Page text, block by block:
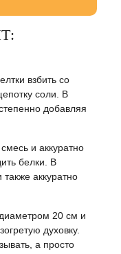
взбить со
соли. В
добавляя
и аккуратно
белки. В
аккуратно
20 см и
духовку.
а просто